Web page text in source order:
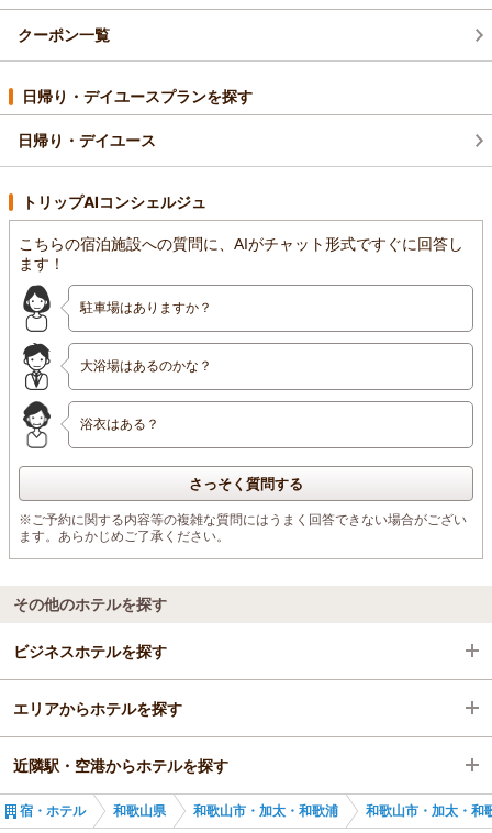
ご家族様にも「また来たい」とご満足いただけたと伺い、これ
なっておりましたら何よりでございます。
こちらこそ、温かいご投稿をお寄せいただき誠にありがとうご
ざいました。これからも、お越しいただくたびに新たな喜びと
ッフ一同心よりお待ち申し上げております。
（返信日：2026/04/25）
クーポン一覧
日帰り・デイユースプランを探す
日帰り・デイユース
トリップAIコンシェルジュ
こちらの宿泊施設への質問に、AIがチャット形式ですぐに回答し
ます！
駐車場はありますか？
大浴場はあるのかな？
浴衣はある？
さっそく質問する
※ご予約に関する内容等の複雑な質問にはうまく回答できない場合がござい
ます。あらかじめご了承ください。
その他のホテルを探す
ビジネスホテルを探す
和歌山県
和歌山市・加太・和歌浦
和歌山市駅
エリアからホテルを探す
和歌山県
和歌山市・加太・和歌浦
近隣駅・空港からホテルを探す
和歌山港駅
宿・ホテル 和歌山県 和歌山市・加太・和歌浦 和歌山市・加太・和